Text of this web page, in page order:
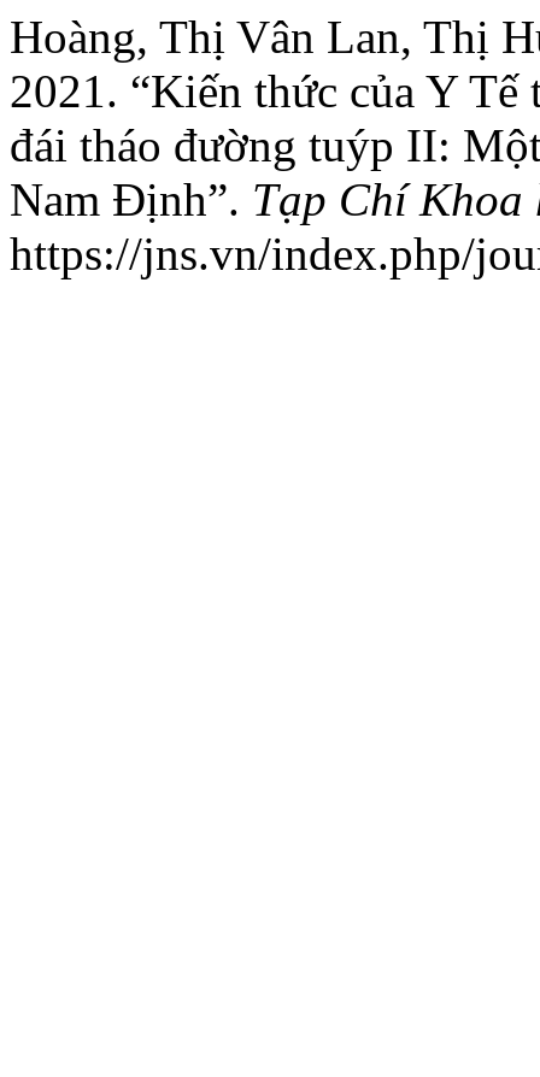
Hoàng, Thị Vân Lan, Thị
2021. “Kiến thức của Y Tế
đái tháo đường tuýp II:
Nam Định”. Tạp Chí
https://jns.vn/index.php/